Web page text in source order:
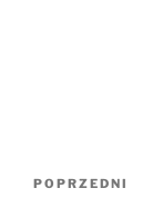
Nawigacja
Poprzedni
POPRZEDNI